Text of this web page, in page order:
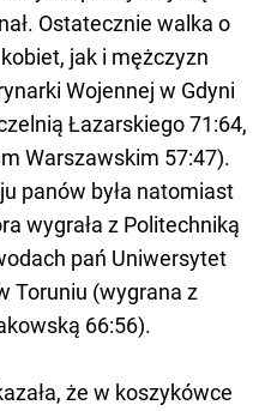
Ostatecznie walka o
jak i mężczyzn
Wojennej w Gdyni
Łazarskiego 71:64,
Warszawskim 57:47).
panów była natomiast
wygrała z Politechniką
pań Uniwersytet
Toruniu (wygrana z
66:56).
że w koszykówce